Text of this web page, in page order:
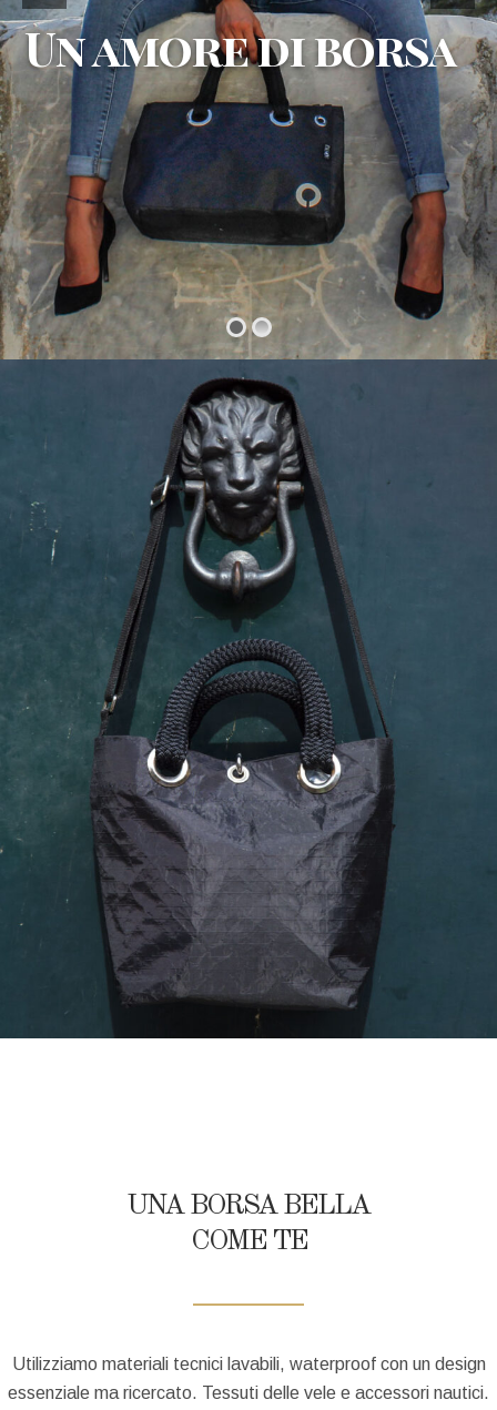
Un amore di borsa
UNA BORSA BELLA
COME TE
Utilizziamo materiali tecnici lavabili, waterproof con un design
essenziale ma ricercato. Tessuti delle vele e accessori nautici.